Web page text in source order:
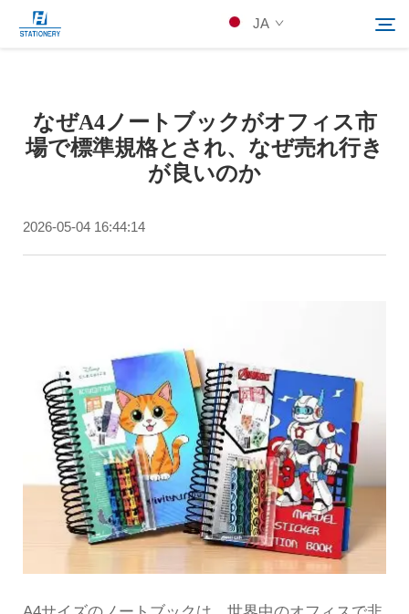
JA
製品
カスタムソリューション
検索
なぜA4ノートブックがオフィス市
場で標準規格とされ、なぜ売れ行き
が良いのか
2026-05-04 16:44:14